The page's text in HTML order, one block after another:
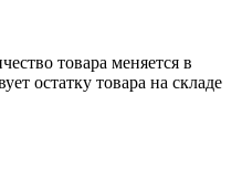
товара меняется в
остатку товара на складе